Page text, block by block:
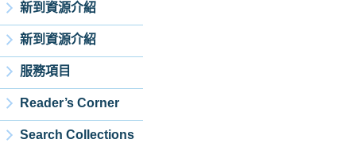
新到資源介紹
新到資源介紹
服務項目
Reader’s Corner
Search Collections